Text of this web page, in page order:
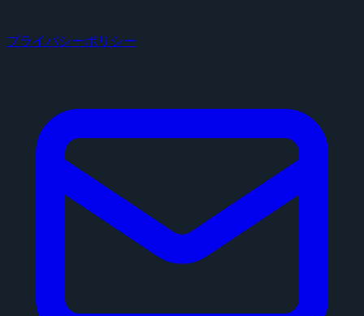
プライバシーポリシー